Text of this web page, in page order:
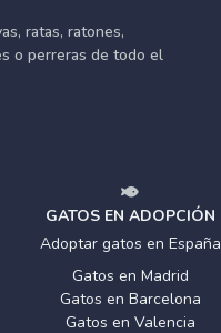
ratas, ratones,
o perreras de todo el
GATOS EN ADOPCIÓN
Adoptar gatos en España
Gatos en Madrid
Gatos en Barcelona
Gatos en Valencia